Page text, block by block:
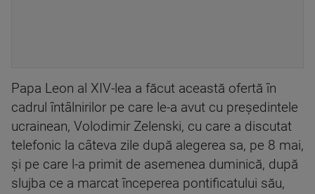
Papa Leon al XIV-lea a făcut această ofertă în
cadrul întâlnirilor pe care le-a avut cu preşedintele
ucrainean, Volodimir Zelenski, cu care a discutat
telefonic la câteva zile după alegerea sa, pe 8 mai,
şi pe care l-a primit de asemenea duminică, după
slujba ce a marcat începerea pontificatului său,